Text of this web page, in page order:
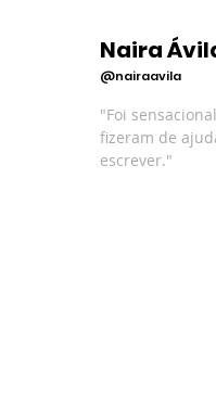
Naira
@nairaavila
"Foi
fizeram de
escrever."